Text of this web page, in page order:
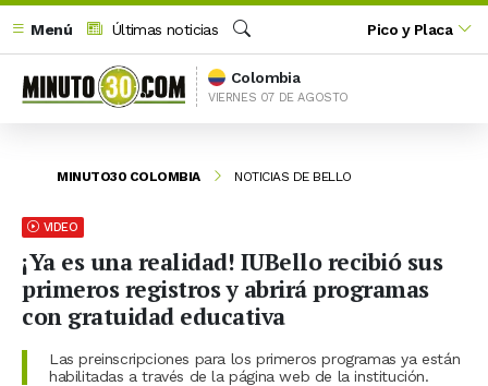
Menú
Últimas noticias
Buscar
Pico y Placa
Colombia
VIERNES 07 DE AGOSTO
MINUTO30 COLOMBIA NOTICIAS DE BELLO
VIDEO
¡Ya es una realidad! IUBello recibió sus
primeros registros y abrirá programas
con gratuidad educativa
Las preinscripciones para los primeros programas ya están
habilitadas a través de la página web de la institución.